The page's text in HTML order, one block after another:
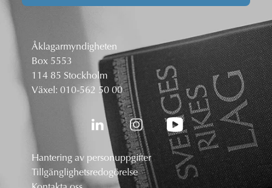
Åklagarmyndigheten
Box 5553
114 85 Stockholm
Växel: 010-562 50 00
Hantering av personuppgifter
Tillgänglighetsredogörelse